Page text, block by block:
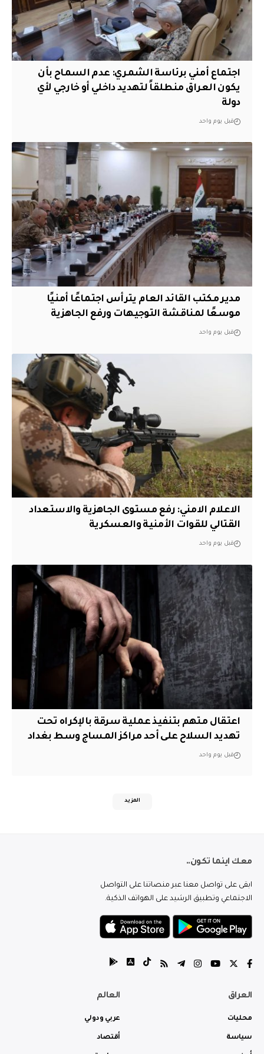
اجتماع أمني برئاسة الشمري: عدم السماح بأن
يكون العراق منطلقاً لتهديد داخلي أو خارجي لأي
دولة
قبل يوم واحد
مدير مكتب القائد العام يترأس اجتماعًا أمنيًا
موسعًا لمناقشة التوجيهات ورفع الجاهزية
قبل يوم واحد
الاعلام الامني: رفع مستوى الجاهزية والاستعداد
القتالي للقوات الأمنية والعسكرية
قبل يوم واحد
اعتقال متهم بتنفيذ عملية سرقة بالإكراه تحت
تهديد السلاح على أحد مراكز المساج وسط بغداد
قبل يوم واحد
المزيد
معك اينما تكون..
ابقى على تواصل معنا عبر منصاتنا على التواصل
الاجتماعي وتطبيق الرشيد على الهواتف الذكية.
العراق
محليات
سياسة
العالم
عربي ودولي
أقتصاد